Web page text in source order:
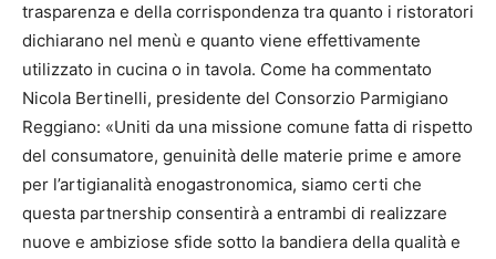
trasparenza e della corrispondenza tra quanto i ristoratori
dichiarano nel menù e quanto viene effettivamente
utilizzato in cucina o in tavola. Come ha commentato
Nicola Bertinelli, presidente del Consorzio Parmigiano
Reggiano: «Uniti da una missione comune fatta di rispetto
del consumatore, genuinità delle materie prime e amore
per l’artigianalità enogastronomica, siamo certi che
questa partnership consentirà a entrambi di realizzare
nuove e ambiziose sfide sotto la bandiera della qualità e